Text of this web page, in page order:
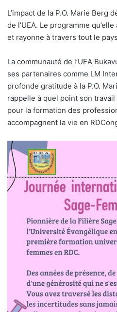
L’impact de la P.O. Marie Berg
de l’UEA. Le programme
et rayonne à travers tout le
La communauté de l’UEA
ses partenaires comme LM
profonde gratitude à la P.O.
rappelle à quel point son
pour la formation des
accompagnent la vie en